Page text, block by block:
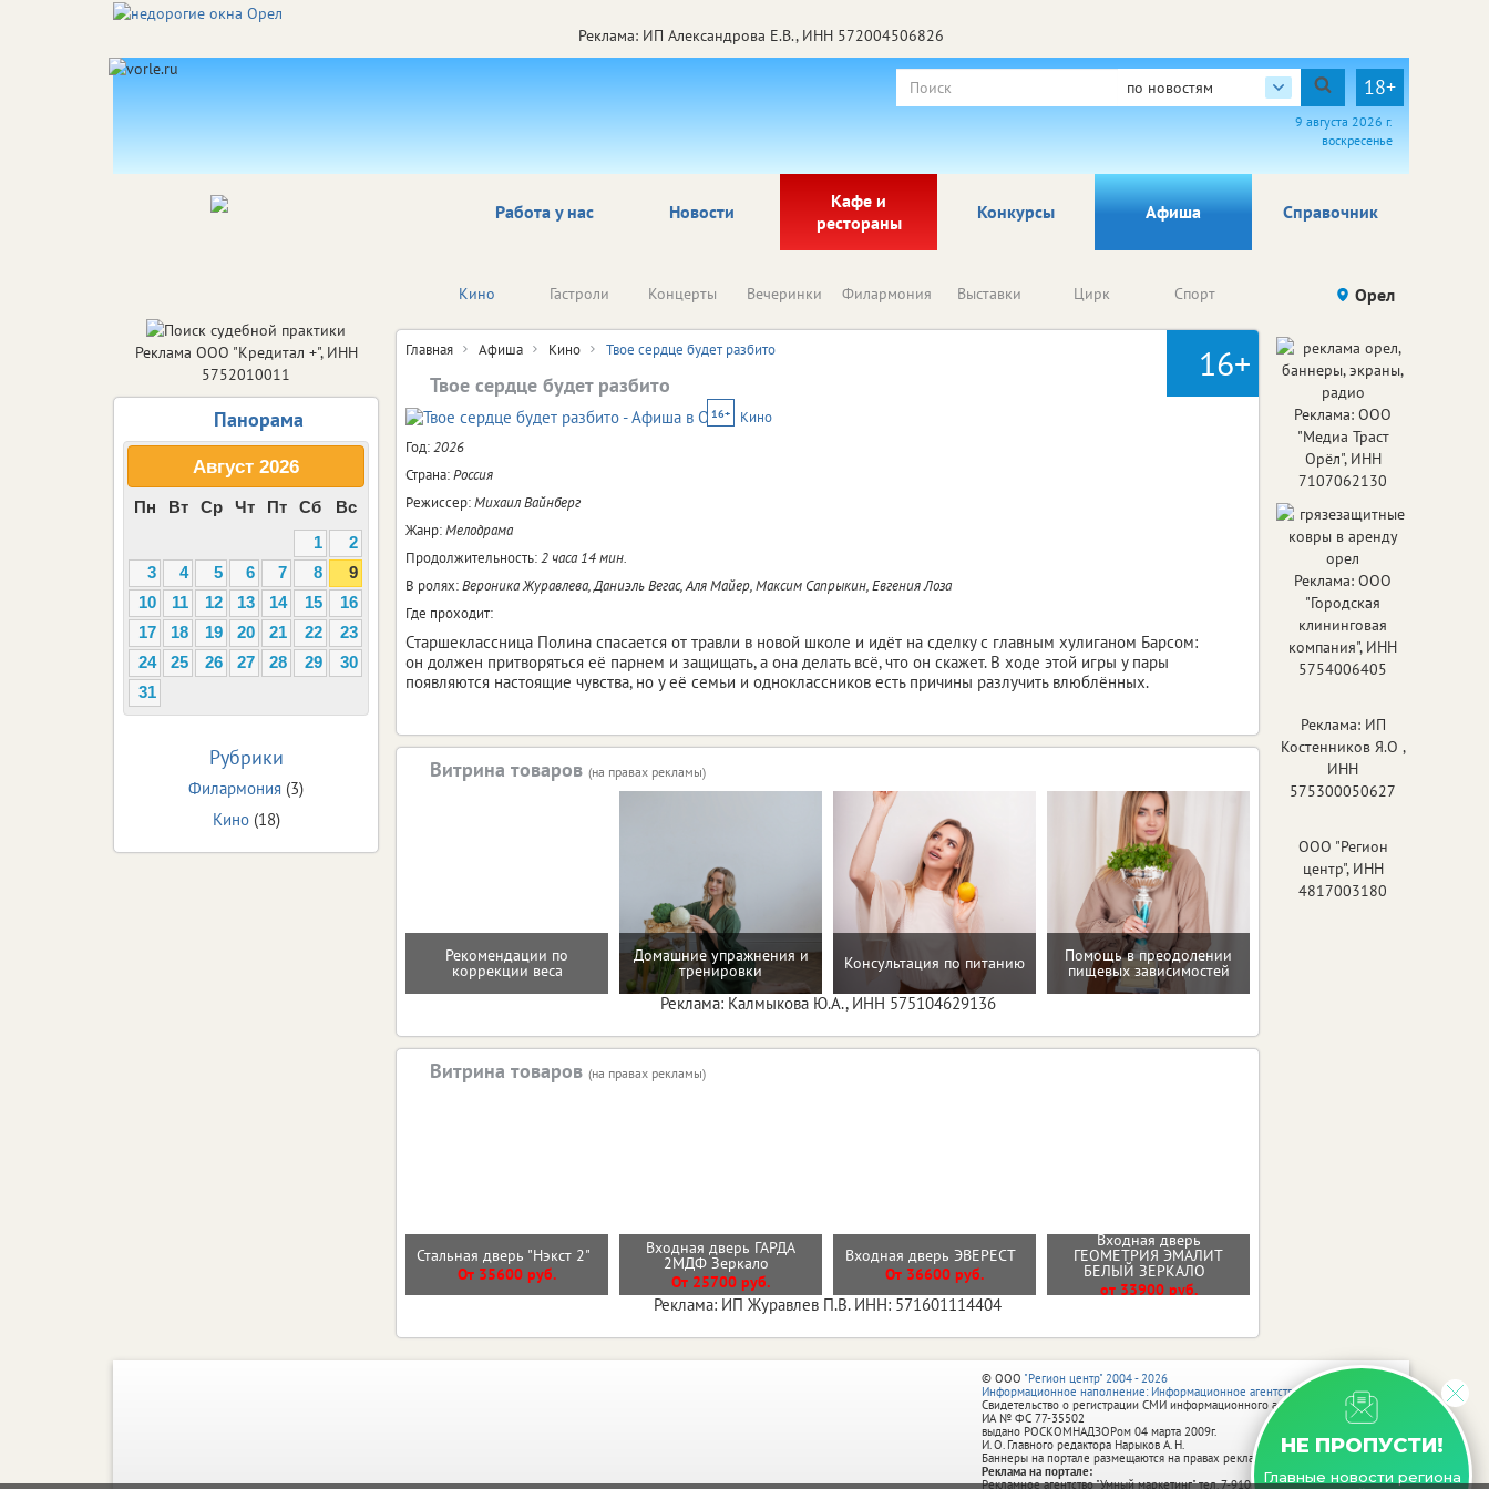
Реклама: ИП Александрова Е.В., ИНН 572004506826
по новостям 18+
9 августа 2026 г.
воскресенье
Работа у нас Новости
Кафе и
рестораны
Афиша Справочник
Конкурсы
Кино Гастроли Концерты Вечеринки Филармония Выставки Цирк Спорт конкурсов
Орел
16+
Главная Афиша Кино Твое сердце будет разбито
Твое сердце будет разбито
16+
Кино
Год:2026
Страна:Россия
Режиссер:Михаил Вайнберг
Жанр:Мелодрама
Продолжительность:2 часа 14 мин.
В ролях:Вероника Журавлева, Даниэль Вегас, Аля Майер, Максим Сапрыкин, Евгения Лоза
Где проходит:
Старшеклассница Полина спасается от травли в новой школе и идёт на сделку с главным хулиганом Барсом:
он должен притворяться её парнем и защищать, а она делать всё, что он скажет. В ходе этой игры у пары
появляются настоящие чувства, но у её семьи и одноклассников есть причины разлучить влюблённых.
Витрина товаров (на правах рекламы)
Рекомендации по
коррекции веса
Домашние упражнения и
тренировки Консультация по питанию Помощь в преодолении
пищевых зависимостей
Реклама: Калмыкова Ю.А., ИНН 575104629136
Витрина товаров (на правах рекламы)
Стальная дверь "Нэкст 2"
От 35600 руб.
Входная дверь ГАРДА
2МДФ Зеркало
От 25700 руб.
Входная дверь ЭВЕРЕСТ
От 36600 руб.
Входная дверь
ГЕОМЕТРИЯ ЭМАЛИТ
БЕЛЫЙ ЗЕРКАЛО
от 33900 руб.
Реклама: ИП Журавлев П.В. ИНН: 571601114404
Реклама ООО "Кредитал +", ИНН
5752010011
Панорама
Август 2026
Пн Вт Ср Чт Пт Сб
Вс
1
2
3
4 5 6 7 8
9
10
11 12 13 14 15
16
17
18 19 20 21 22
23
24
25 26 27 28 29
30
31
Рубрики
Филармония (3)
Кино(18)
Реклама: ООО
"Медиа Траст
Орёл", ИНН
7107062130
Реклама: ООО
"Городская
клининговая
компания", ИНН
5754006405
Реклама: ИП
Костенников Я.О ,
ИНН
575300050627
ООО "Регион
центр", ИНН
4817003180
НЕ ПРОПУСТИ!
Главные новости региона
© ООО "Регион центр" 2004 - 2026
Информационное наполнение: Информационное агентство vRossii.ru
Свидетельство о регистрации СМИ информационного агентства vRossii.ru
ИА № ФС 77‑35502
выдано РОСКОМНАДЗОРом 04 марта 2009г.
И. О. Главного редактора Нарыков А. Н.
Баннеры на портале размещаются на правах рекламы.
Реклама на портале:
Рекламное агентство "Умный маркетинг" тел. 7-910-267-70-40,